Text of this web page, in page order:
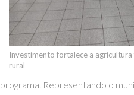
Investimento fortalece a
rural
programa. Representando o